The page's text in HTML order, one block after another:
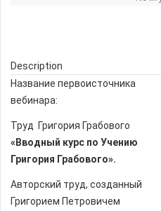
Description
Название первоисточника
вебинара:
Труд Григория Грабового
« Вводный курс по Учению
Григория Грабового».
Авторский труд, созданный
Григорием Петровичем